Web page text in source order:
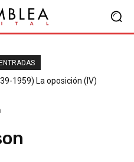
1959) La oposición (IV)